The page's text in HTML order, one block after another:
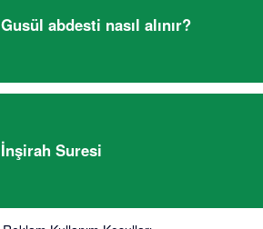
Gusül abdesti nasıl alınır?
İnşirah Suresi